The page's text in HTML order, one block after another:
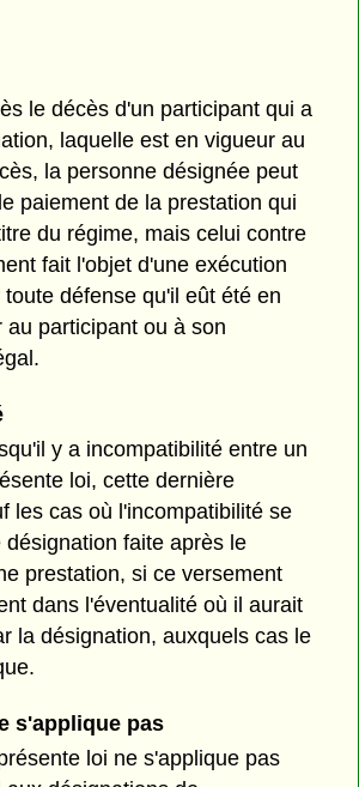
le décès d'un participant qui a
laquelle est en vigueur au
la personne désignée peut
paiement de la prestation qui
du régime, mais celui contre
fait l'objet d'une exécution
défense qu'il eût été en
au participant ou à son
y a incompatibilité entre un
loi, cette dernière
les cas où l'incompatibilité se
désignation faite après le
prestation, si ce versement
dans l'éventualité où il aurait
la désignation, auxquels cas le
s'applique pas
loi ne s'applique pas